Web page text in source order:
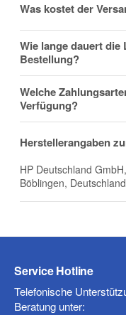
Firma
Mobiltelefon
Was kostet der
Wie lange dauert die
Bestellung?
Welche
Verfügung?
Herstellerangaben
HP Deutschland
Böblingen,
Service Hotline
Telefonische
Beratung unter: